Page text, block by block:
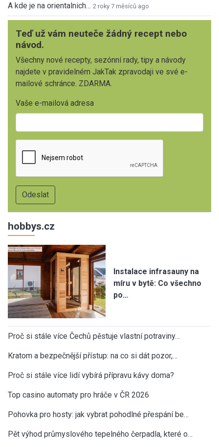
A kde je na orientalnich… 2 roky 7 měsíců ago
Teď už vám neuteče žádný recept nebo
návod.
Všechny nové recepty, sezónní rady, tipy a návody
najdete v pravidelném JakTak zpravodaji ve své e-
mailové schránce. ZDARMA.
Vaše e-mailová adresa
hobbys.cz
Instalace infrasauny na
míru v bytě: Co všechno
po…
Proč si stále více Čechů pěstuje vlastní potraviny…
Kratom a bezpečnější přístup: na co si dát pozor,…
Proč si stále více lidí vybírá přípravu kávy doma?
Top casino automaty pro hráče v ČR 2026
Pohovka pro hosty: jak vybrat pohodlné přespání be…
Pět výhod průmyslového tepelného čerpadla, které o…